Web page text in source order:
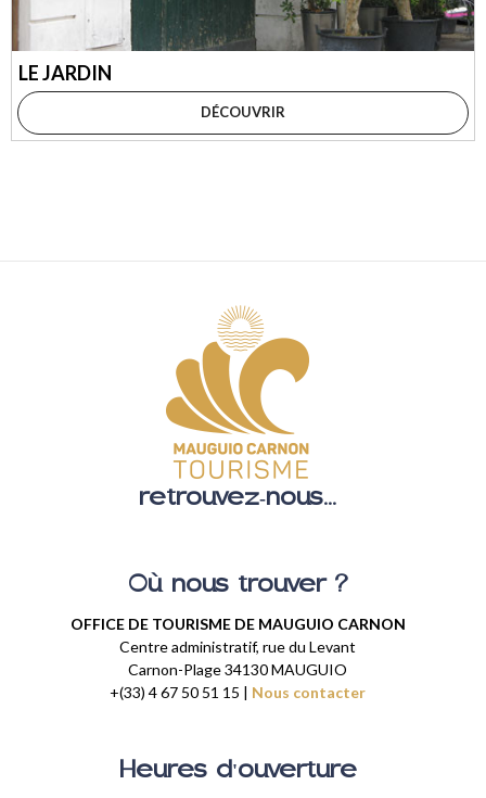
LE JARDIN
DÉCOUVRIR
retrouvez-nous...
Où nous trouver ?
OFFICE DE TOURISME DE MAUGUIO CARNON
Centre administratif, rue du Levant
Carnon-Plage 34130 MAUGUIO
+(33) 4 67 50 51 15 | Nous contacter
Heures d'ouverture